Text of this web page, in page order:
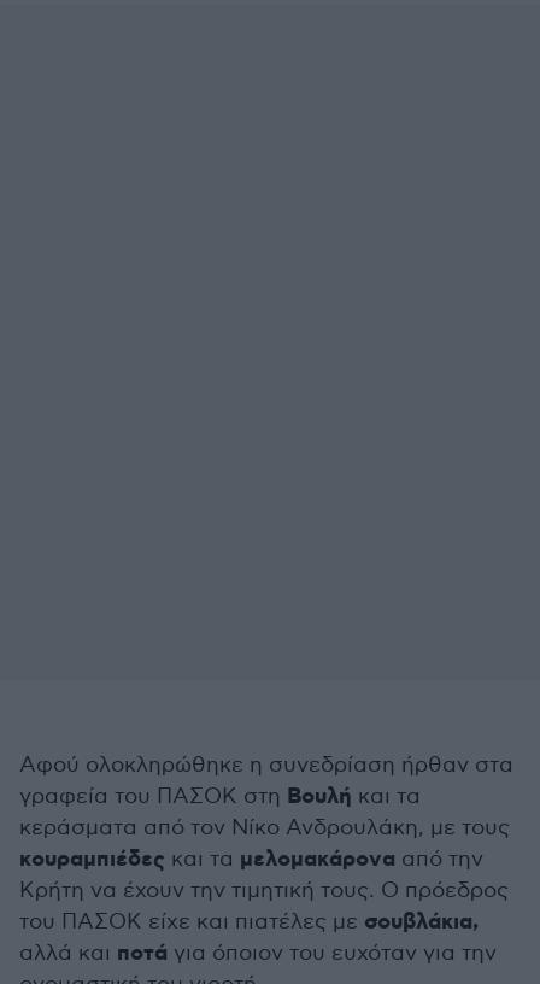
Αφού ολοκληρώθηκε η συνεδρίαση ήρθαν στα
γραφεία του ΠΑΣΟΚ στη Βουλή και τα
κεράσματα από τον Νίκο Ανδρουλάκη, με τους
κουραμπιέδες και τα μελομακάρονα από την
Κρήτη να έχουν την τιμητική τους. Ο πρόεδρος
του ΠΑΣΟΚ είχε και πιατέλες με σουβλάκια,
αλλά και ποτά για όποιον του ευχόταν για την